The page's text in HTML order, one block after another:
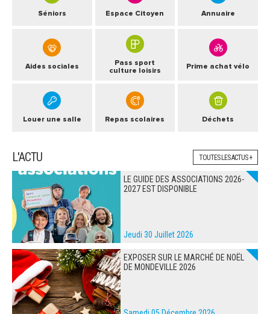
Séniors Espace Citoyen Annuaire
Aides sociales
Pass sport
culture loisirs
Prime achat vélo
Louer une salle Repas scolaires Déchets
L'ACTU TOUTES LES ACTUS +
LE GUIDE DES ASSOCIATIONS 2026-
2027 EST DISPONIBLE
Jeudi 30 Juillet 2026
EXPOSER SUR LE MARCHÉ DE NOËL
DE MONDEVILLE 2026